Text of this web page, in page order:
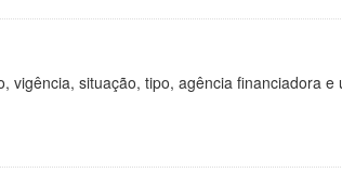
vigência, situação, tipo, agência financiadora e